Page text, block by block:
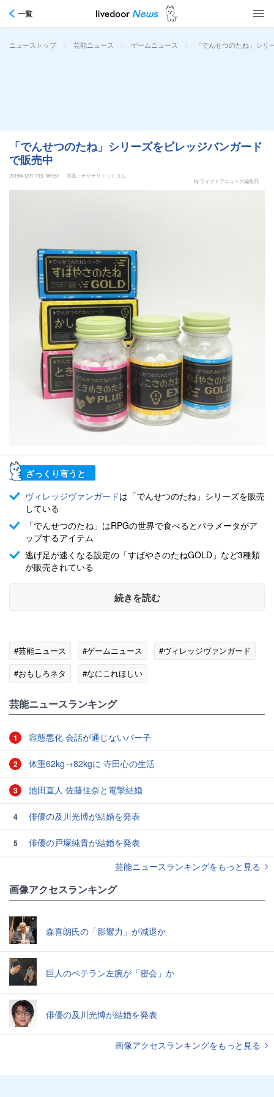
一覧
ニューストップ > 芸能ニュース > ゲームニュース > 「でんせつのたね」シ
「でんせつのたね」シリーズをビレッジバンガード
で販売中
2015年12月17日 1時9分
写真：ナリナリドットコム
by ライブドアニュース編集部
ざっくり言うと
ヴィレッジヴァンガードは「でんせつのたね」シリーズを販売
している
「でんせつのたね」はRPGの世界で食べるとパラメータがア
ップするアイテム
逃げ足が速くなる設定の「すばやさのたねGOLD」など3種類
が販売されている
続きを読む
#芸能ニュース #ゲームニュース
#ヴィレッジヴァンガード
#おもしろネタ
#なにこれほしい
芸能ニュースランキング
1 容態悪化 会話が通じないパー子
2 体重62kg→82kgに 寺田心の生活
3 池田直人 佐藤佳奈と電撃結婚
4 俳優の及川光博が結婚を発表
5
俳優の戸塚純貴が結婚を発表
芸能ニュースランキングをもっと見る
画像アクセスランキング
森喜朗氏の「影響力」が減退か
巨人のベテラン左腕が「密会」か
俳優の及川光博が結婚を発表
画像アクセスランキングをもっと見る